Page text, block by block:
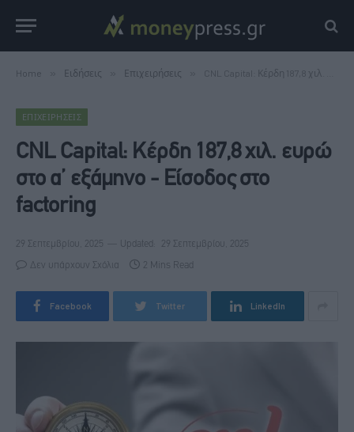
Home Ειδήσεις Επιχειρήσεις CNL Capital: Κέρδη 187,8 χιλ. ευρώ στο α’ εξάμηνο - Eίσοδος στο factoring
ΕΠΙΧΕΙΡΉΣΕΙΣ
CNL Capital: Κέρδη 187,8 χιλ. ευρώ
στο α’ εξάμηνο - Eίσοδος στο
factoring
29 Σεπτεμβρίου, 2025 Updated: 29 Σεπτεμβρίου, 2025
Δεν υπάρχουν Σχόλια 2 Mins Read
Facebook Twitter LinkedIn